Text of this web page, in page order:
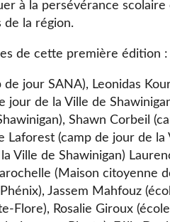
à la persévérance scolaire
de la région.
de cette première édition :
de jour SANA), Leonidas
jour de la Ville de
Shawn Corbeil
Laforest (camp de jour de la
Ville de Shawinigan)
(Maison citoyenne
Jassem Mahfouz
Flore), Rosalie Giroux